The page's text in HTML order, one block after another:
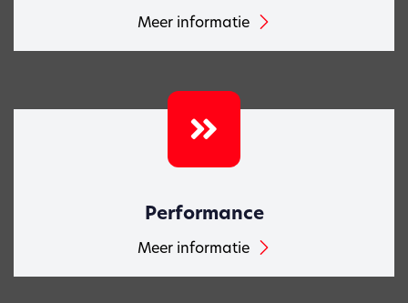
Meer informatie
Performance
Meer informatie